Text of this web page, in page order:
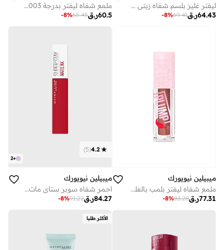
ليفتر غليز بلسم شفاه زيتي مرطب، غلوس بترطيب ولمعان للشفاه الناعمة 002 بينك درِب
ر.ق64.43
69.41
-8%
ملمع شفاه ليفتر بدرجة 003 مون
ر.ق60.5
65.45
-8%
ميبيلين نيويورك
ملمع شفاه ليفتر بلمب بالفلفل الحار ميبلين (كوكو زينج)
ر.ق77.31
83.28
-8%
+
2
4.2
(
5
)
ميبيلين نيويورك
احمر شفاه سوبر ستاي مات انك سبايسد - 325 شوت كولر
ر.ق84.27
91.22
-8%
الأكثر طلبا